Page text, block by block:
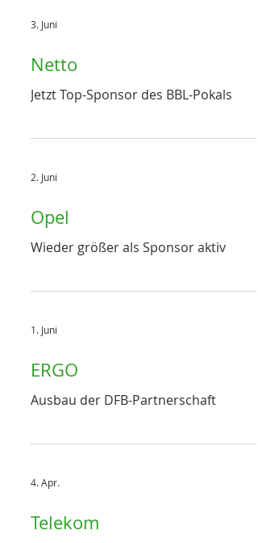
3. Juni
Netto
Jetzt Top-Sponsor des BBL-Pokals
2. Juni
Opel
Wieder größer als Sponsor aktiv
1. Juni
ERGO
Ausbau der DFB-Partnerschaft
4. Apr.
Telekom